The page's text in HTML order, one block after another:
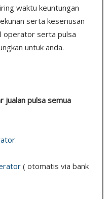
waktu keuntungan
serta keseriusan
operator serta pulsa
untuk anda.
jualan pulsa semua
( otomatis via bank